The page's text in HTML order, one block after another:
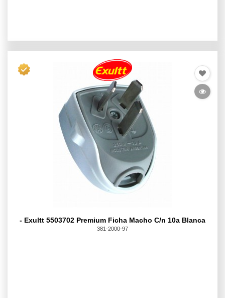
- Exultt 5503702 Premium Ficha Macho C/n 10a Blanca
381-2000-97